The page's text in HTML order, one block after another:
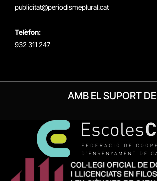
publicitat@periodismeplural.cat
Telèfon:
932 311 247
AMB EL SUPORT DE